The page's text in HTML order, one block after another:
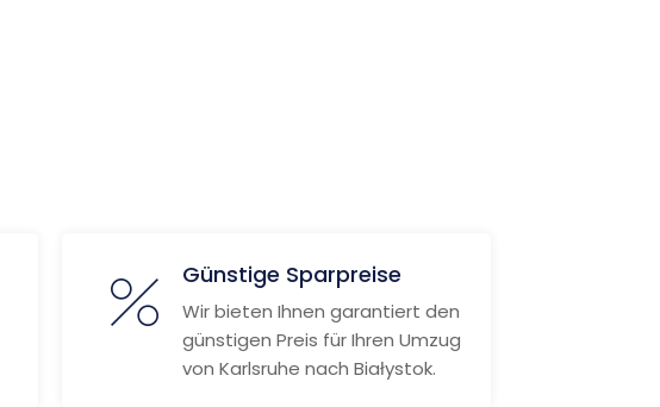
Günstige Sparpreise
Wir bieten Ihnen garantiert den
günstigen Preis für Ihren Umzug
von Karlsruhe nach Białystok.